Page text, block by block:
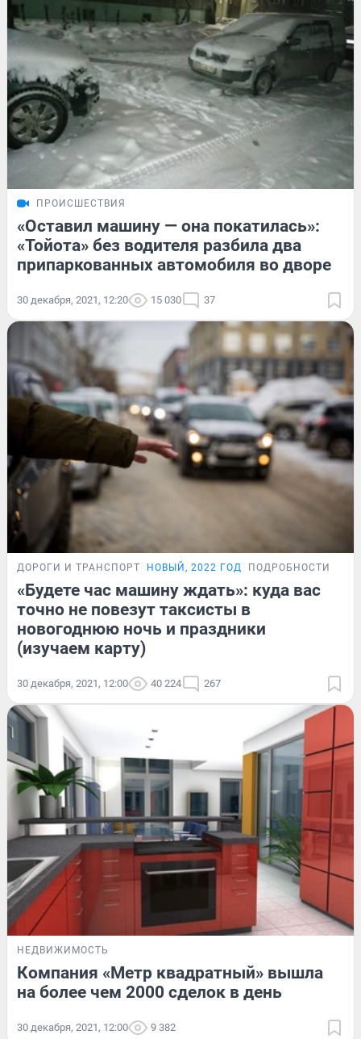
ПРОИСШЕСТВИЯ
«Оставил машину — она покатилась»:
«Тойота» без водителя разбила два
припаркованных автомобиля во дворе
30 декабря, 2021, 12:20 15 030 37
ДОРОГИ И ТРАНСПОРТ НОВЫЙ, 2022 ГОД ПОДРОБНОСТИ
«Будете час машину ждать»: куда вас
точно не повезут таксисты в
новогоднюю ночь и праздники
(изучаем карту)
30 декабря, 2021, 12:00 40 224 267
НЕДВИЖИМОСТЬ
Компания «Метр квадратный» вышла
на более чем 2000 сделок в день
30 декабря, 2021, 12:00 9 382